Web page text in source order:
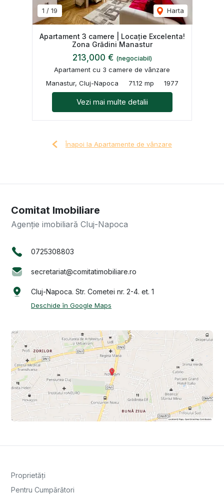
1 / 19 Harta
Apartament 3 camere | Locație Excelenta!
Zona Grădini Manastur
213,000 € (negociabil)
Apartament cu 3 camere de vânzare
Manastur, Cluj-Napoca
71.12 mp 1977
Vezi mai multe detalii
Înapoi la Apartamente de vânzare
Comitat Imobiliare
Agenție imobiliară Cluj-Napoca
0725308803
secretariat@comitatimobiliare.ro
Cluj-Napoca. Str. Cometei nr. 2-4. et. 1
Deschide în Google Maps
Proprietăți
Pentru Cumpărători